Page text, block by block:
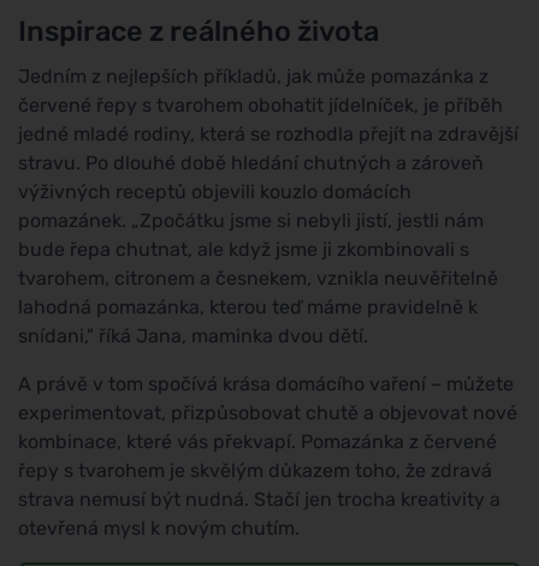
Inspirace z reálného života
Jedním z nejlepších příkladů, jak může pomazánka z
červené řepy s tvarohem obohatit jídelníček, je příběh
jedné mladé rodiny, která se rozhodla přejít na zdravější
stravu. Po dlouhé době hledání chutných a zároveň
výživných receptů objevili kouzlo domácích
pomazánek. „Zpočátku jsme si nebyli jistí, jestli nám
bude řepa chutnat, ale když jsme ji zkombinovali s
tvarohem, citronem a česnekem, vznikla neuvěřitelně
lahodná pomazánka, kterou teď máme pravidelně k
snídani," říká Jana, maminka dvou dětí.
A právě v tom spočívá krása domácího vaření – můžete
experimentovat, přizpůsobovat chutě a objevovat nové
kombinace, které vás překvapí. Pomazánka z červené
řepy s tvarohem je skvělým důkazem toho, že zdravá
strava nemusí být nudná. Stačí jen trocha kreativity a
otevřená mysl k novým chutím.